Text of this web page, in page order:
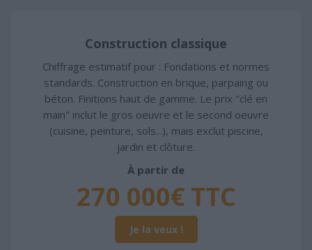
Construction classique
Chiffrage estimatif pour : Fondations et normes
standards. Construction en brique, parpaing ou
béton. Finitions haut de gamme. Le prix "clé en
main" inclut le gros oeuvre et le second oeuvre
(cuisine, peinture, sols...), mais exclut piscine,
jardin et clôture.
À partir de
270 000€ TTC
Je la veux !